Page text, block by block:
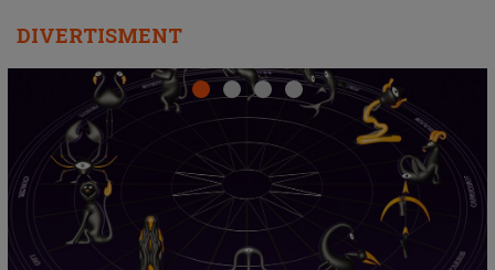
DIVERTISMENT